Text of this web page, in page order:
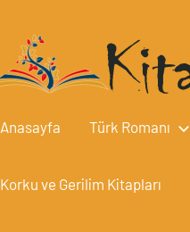
Anasayfa Türk Romanı
Korku ve Gerilim Kitapları